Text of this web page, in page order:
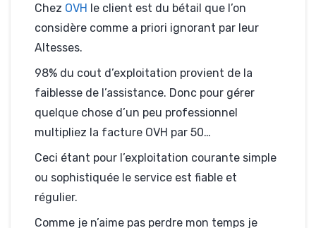
Chez OVH le client est du bétail que l’on
considère comme a priori ignorant par leur
Altesses.
98% du cout d’exploitation provient de la
faiblesse de l’assistance. Donc pour gérer
quelque chose d’un peu professionnel
multipliez la facture OVH par 50…
Ceci étant pour l’exploitation courante simple
ou sophistiquée le service est fiable et
régulier.
Comme je n’aime pas perdre mon temps je